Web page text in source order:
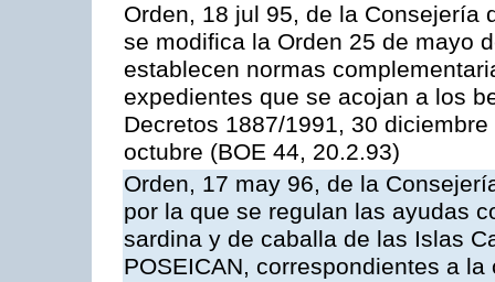
Orden, 18 jul 95, de la Consejería
se modifica la Orden 25 de mayo
establecen normas
expedientes que se acojan a los
Decretos 1887/1991, 30
octubre (BOE 44, 20.2.93)
Orden, 17 may 96, de la
por la que se regulan las ayudas
sardina y de caballa de las Islas
POSEICAN, correspondientes a